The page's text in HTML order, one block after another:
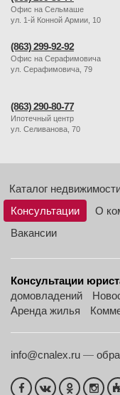
Офис на Сельмаше
ул. 1-й Конной Армии, 10
(863) 299-92-92
Офис на Серафимовича
ул. Серафимовича, 79
(863) 290-80-77
Ипотечный центр
ул. Селиванова, 70
Каталог
Консультации
О
Вакансии
Консультации
домовладений
Аренда жилья
info@cnalex.ru —